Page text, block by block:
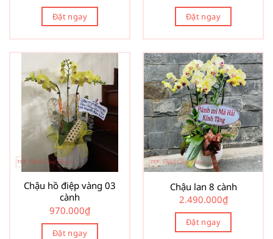
Đặt ngay Đặt ngay
Chậu hồ điệp vàng 03
cành
970.000₫
Đặt ngay
Chậu lan 8 cành
2.490.000₫
Đặt ngay